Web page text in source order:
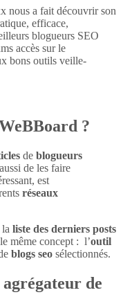
nous a fait découvrir son
efficace,
blogueurs SEO
accès sur le
bons outils veille-
?
de blogueurs
de les faire
est
réseaux
liste des derniers posts
même concept : l’outil
blogs seo sélectionnés.
de